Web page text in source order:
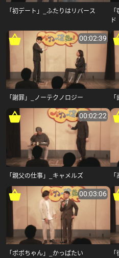
「初デート」_ふたりはリバース
ド
00:02:39
「謝罪」_ノーテクノロジー
00:02:22
「親父の仕事」_キャメルズ
00:03:06
「ポポちゃん」_かっぱたい